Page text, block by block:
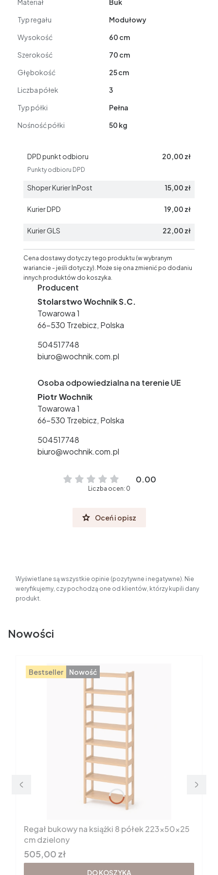
Materiał
Buk
Typ regału
Modułowy
Wysokość
60 cm
Szerokość
70 cm
Głębokość
25 cm
Liczba półek
3
Typ półki
Pełna
Nośność półki
50 kg
DPD punkt odbioru 20,00 zł
Punkty odbioru DPD
Shoper Kurier InPost 15,00 zł
Kurier DPD 19,00 zł
Kurier GLS 22,00 zł
Cena dostawy dotyczy tego produktu (w wybranym
wariancie - jeśli dotyczy). Może się ona zmienić po dodaniu
innych produktów do koszyka.
Producent
Stolarstwo Wochnik S.C.
Towarowa 1
66-530 Trzebicz, Polska
504517748
biuro@wochnik.com.pl
Osoba odpowiedzialna na terenie UE
Piotr Wochnik
Towarowa 1
66-530 Trzebicz, Polska
504517748
biuro@wochnik.com.pl
0.00
Liczba ocen: 0
Oceń i opisz
Wyświetlane są wszystkie opinie (pozytywne i negatywne). Nie
weryfikujemy, czy pochodzą one od klientów, którzy kupili dany
produkt.
Nowości
Bestseller Nowość
Regał bukowy na książki 8 półek 223x50x25
cm dzielony
Cena brutto
505,00 zł
DO KOSZYKA